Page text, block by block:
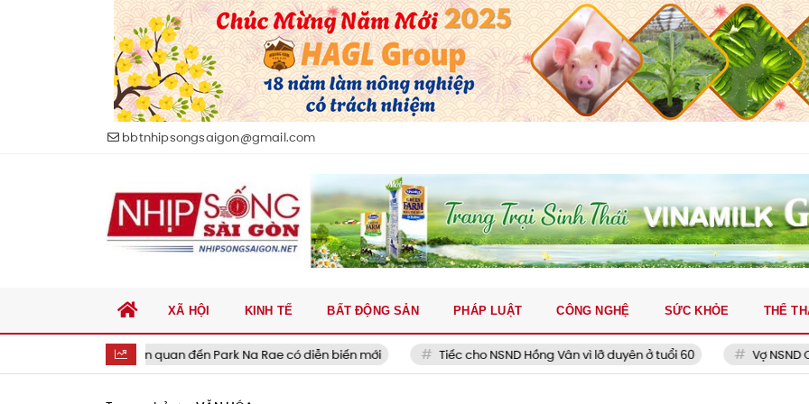
bbtnhipsongsaigon@gmail.com
Ồn ào liên quan đến Park Na Rae có diễn biến mới Tiếc cho NSND Hồng Vân vì lỡ duyên ở tuổi 60 Vợ NSND Công
XÃ HỘI KINH TẾ BẤT ĐỘNG SẢN PHÁP LUẬT CÔNG NGHỆ SỨC KHỎE THỂ